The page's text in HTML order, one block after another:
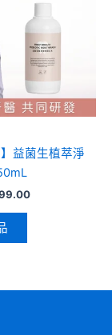
】益菌生植萃淨
。
格：
$299.00。